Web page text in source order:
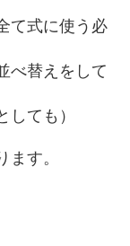
て式に使う必
べ替えをして
しても）
す。